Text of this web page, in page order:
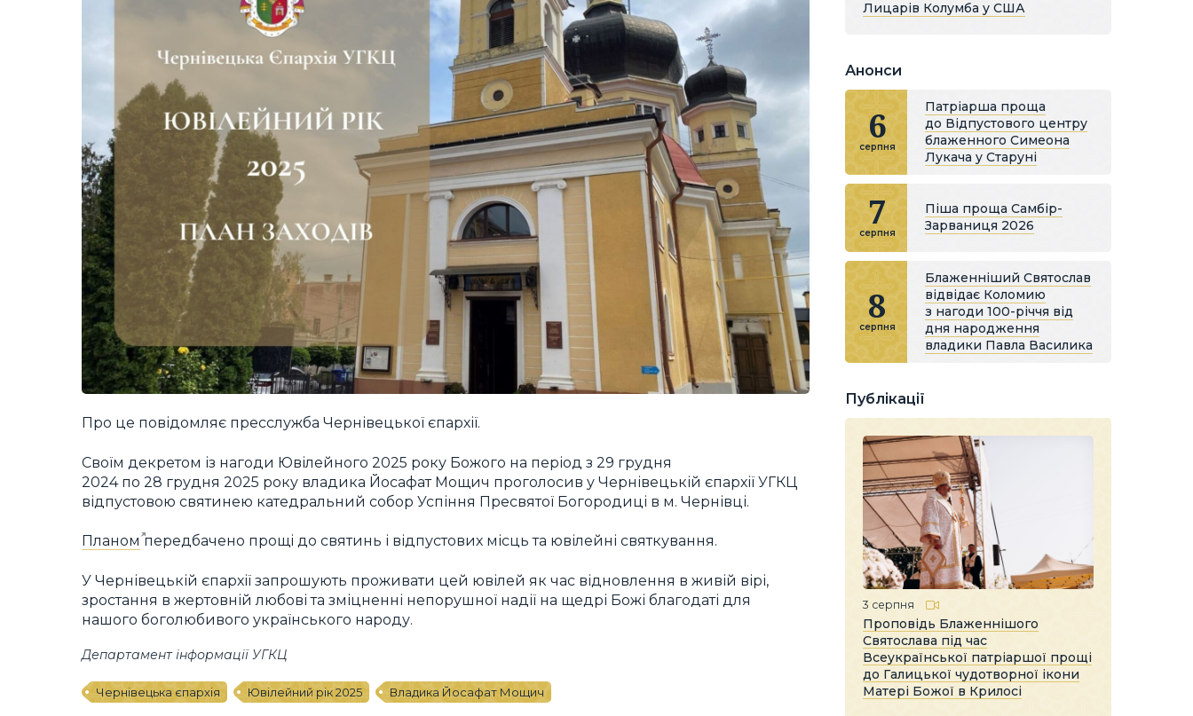
Про це повідомляє пресслужба Чернівецької єпархії.
Своїм декретом із нагоди Ювілейного 2025 року Божого на період з 29 грудня
2024 по 28 грудня 2025 року владика Йосафат Мощич проголосив у Чернівецькій єпархії УГКЦ
відпустовою святинею катедральний собор Успіння Пресвятої Богородиці в м. Чернівці.
Планомпередбачено прощі до святинь і відпустових місць та ювілейні святкування.
У Чернівецькій єпархії запрошують проживати цей ювілей як час відновлення в живій вірі,
зростання в жертовній любові та зміцненні непорушної надії на щедрі Божі благодаті для
нашого боголюбивого українського народу.
Департамент інформації УГКЦ
Чернівецька єпархія Ювілейний рік 2025 Владика Йосафат Мощич
Лицарів Колумба у США
Анонси
6
серпня
Патріарша проща
до Відпустового центру
блаженного Симеона
Лукача у Старуні
7
серпня
Піша проща Самбір-
Зарваниця 2026
8
серпня
Блаженніший Святослав
відвідає Коломию
з нагоди 100-річчя від
дня народження
владики Павла Василика
Публікації
3 серпня
Проповідь Блаженнішого
Святослава під час
Всеукраїнської патріаршої прощі
до Галицької чудотворної ікони
Матері Божої в Крилосі